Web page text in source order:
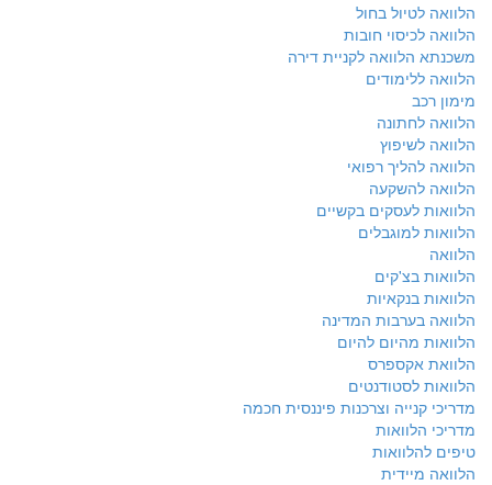
הלוואה לטיול בחול
הלוואה לכיסוי חובות
משכנתא הלוואה לקניית דירה
הלוואה ללימודים
מימון רכב
הלוואה לחתונה
הלוואה לשיפוץ
הלוואה להליך רפואי
הלוואה להשקעה
הלוואות לעסקים בקשיים
הלוואות למוגבלים
הלוואה
הלוואות בצ'קים
הלוואות בנקאיות
הלוואה בערבות המדינה
הלוואות מהיום להיום
הלוואת אקספרס
הלוואות לסטודנטים
מדריכי קנייה וצרכנות פיננסית חכמה
מדריכי הלוואות
טיפים להלוואות
הלוואה מיידית